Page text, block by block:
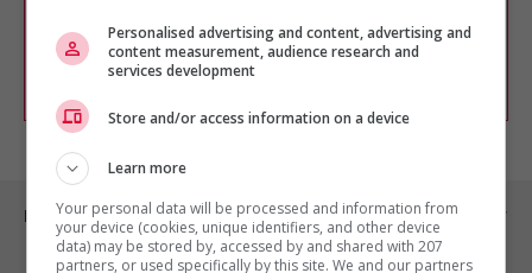
chercher un poste selon votre profil
d'intérêt en emploi en vousinscrivant
comme membre Jobboom.
Emplois par ville
Personalised advertising and content, advertising and
content measurement, audience research and
services development
Store and/or access information on a device
Learn more
Your personal data will be processed and information from
your device (cookies, unique identifiers, and other device
data) may be stored by, accessed by and shared with 207
partners, or used specifically by this site. We and our partners